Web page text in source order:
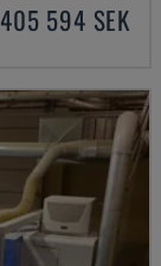
405 594 SEK